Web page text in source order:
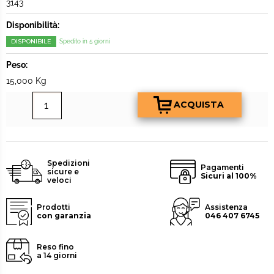
3143
Disponibilità:
DISPONIBILE Spedito in 5 giorni
Peso:
15,000 Kg
Spedizioni
sicure e
veloci
Pagamenti
Sicuri al 100%
Prodotti
con garanzia
Assistenza
046 407 6745
Reso fino
a 14 giorni